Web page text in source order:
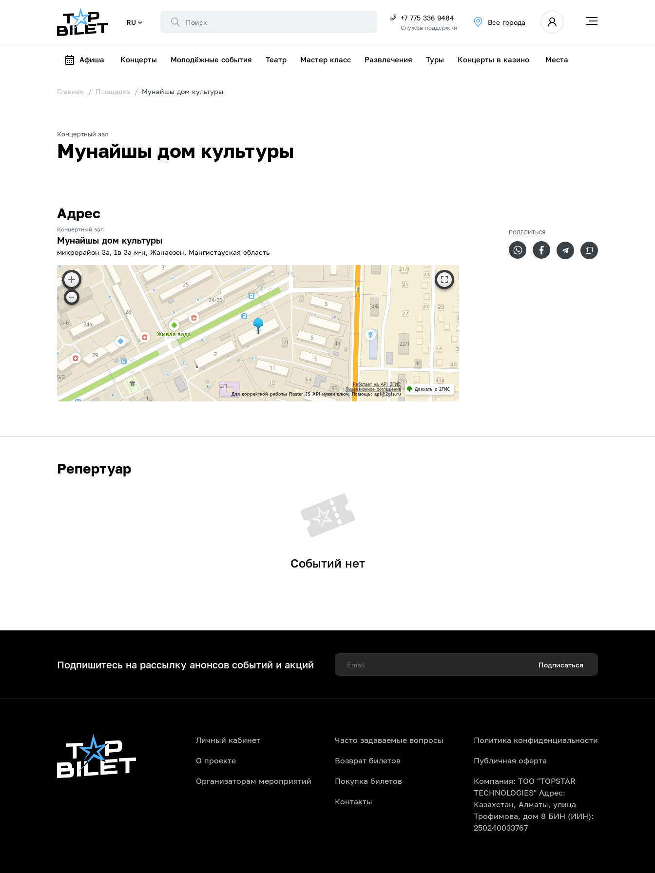
RU +7 775 336 9484
Служба поддержки
Все города
Афиша Концерты Молодёжные события Театр Мастер класс Развлечения Туры Концерты в казино Места
Главная Площадка Мунайшы дом культуры
Концертный зал
Мунайшы дом культуры
Адрес
Концертный зал
Мунайшы дом культуры
​микрорайон 3а, 1в 3а м-н, Жанаозен, Мангистауская область
Работает на API 2ГИС
Лицензионное соглашение
Для корректной работы Raster JS API нужен ключ. Помощь: api@2gis.ru
Доехать с 2ГИС
ПОДЕЛИТЬСЯ
Репертуар
Событий нет
Подпишитесь на рассылку анонсов событий и акций Подписаться
Личный кабинет
О проекте
Организаторам мероприятий
Часто задаваемые вопросы
Возврат билетов
Покупка билетов
Контакты
Политика конфиденциальности
Публичная оферта
Компания: ТОО "TOPSTAR
TECHNOLOGIES" Адрес:
Казахстан, Алматы, улица
Трофимова, дом 8 БИН (ИИН):
250240033767